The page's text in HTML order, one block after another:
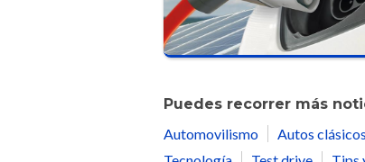
Puedes recorrer más
Automovilismo
Autos clásicos